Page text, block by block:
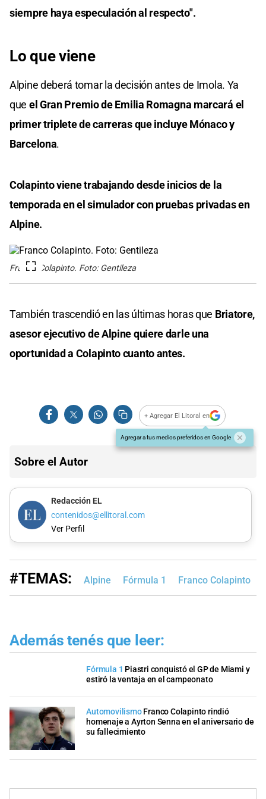
siempre haya especulación al respecto".
Lo que viene
Alpine deberá tomar la decisión antes de Imola. Ya
que el Gran Premio de Emilia Romagna marcará el
primer triplete de carreras que incluye Mónaco y
Barcelona.
Colapinto viene trabajando desde inicios de la
temporada en el simulador con pruebas privadas en
Alpine.
Franco Colapinto. Foto: Gentileza
También trascendió en las últimas horas que Briatore,
asesor ejecutivo de Alpine quiere darle una
oportunidad a Colapinto cuanto antes.
+ Agregar El Litoral en
Agregar a tus medios preferidos en Google
Sobre el Autor
Redacción EL
contenidos@ellitoral.com
Ver Perfil
#TEMAS: Alpine Fórmula 1 Franco Colapinto
Además tenés que leer:
Fórmula 1 Piastri conquistó el GP de Miami y
estiró la ventaja en el campeonato
Automovilismo Franco Colapinto rindió
homenaje a Ayrton Senna en el aniversario de
su fallecimiento​